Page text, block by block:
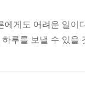
에게도 어려운 일
루를 보낼 수 있을